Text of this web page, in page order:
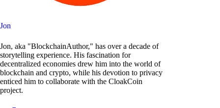
Jon
Jon, aka "BlockchainAuthor," has over a decade of
storytelling experience. His fascination for
decentralized economies drew him into the world of
blockchain and crypto, while his devotion to privacy
enticed him to collaborate with the CloakCoin
project.